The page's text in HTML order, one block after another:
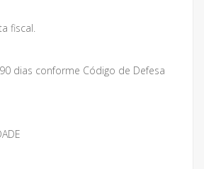
fiscal.
dias conforme Código de Defesa